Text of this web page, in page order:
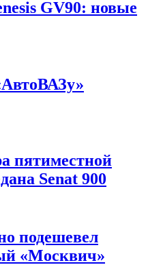
GV90: новые
пятиместной
Senat 900
подешевел
«Москвич»